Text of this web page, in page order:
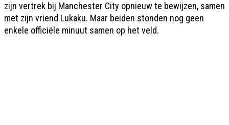
zijn vertrek bij Manchester City opnieuw te bewijzen, samen
met zijn vriend Lukaku. Maar beiden stonden nog geen
enkele officiële minuut samen op het veld.